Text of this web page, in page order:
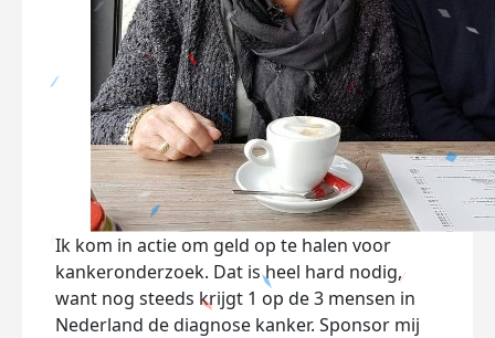
Ik kom in actie om geld op te halen voor
kankeronderzoek. Dat is heel hard nodig,
want nog steeds krijgt 1 op de 3 mensen in
Nederland de diagnose kanker. Sponsor mij